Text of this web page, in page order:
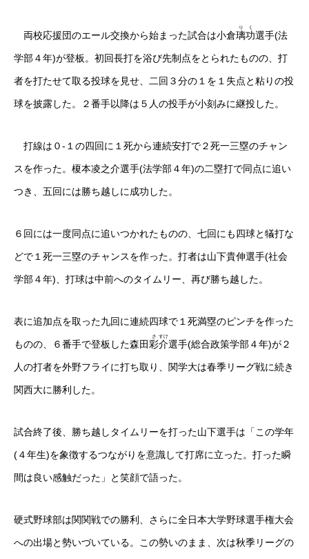
両校応援団のエール交換から始まった試合は小倉璃
り
功
く
選手(法
学部４年)が登板。初回長打を浴び先制点をとられたものの、打
者を打たせて取る投球を見せ、二回３分の１を１失点と粘りの投
球を披露した。２番手以降は５人の投手が小刻みに継投した。
打線は０-１の四回に１死から連続安打で２死一三塁のチャン
スを作った。榎本凌之介選手(法学部４年)の二塁打で同点に追い
つき、五回には勝ち越しに成功した。
６回には一度同点に追いつかれたものの、七回にも四球と犠打な
どで１死一三塁のチャンスを作った。打者は山下貴伸選手(社会
学部４年)、打球は中前へのタイムリー、再び勝ち越した。
表に追加点を取った九回に連続四球で１死満塁のピンチを作った
ものの、６番手で登板した森田彩
さ
介
すけ
選手(総合政策学部４年)が２
人の打者を外野フライに打ち取り、関学大は春季リーグ戦に続き
関西大に勝利した。
試合終了後、勝ち越しタイムリーを打った山下選手は「この学年
(４年生)を象徴するつながりを意識して打席に立った。打った瞬
間は良い感触だった」と笑顔で語った。
硬式野球部は関関戦での勝利、さらに全日本大学野球選手権大会
への出場と勢いづいている。この勢いのまま、次は秋季リーグの